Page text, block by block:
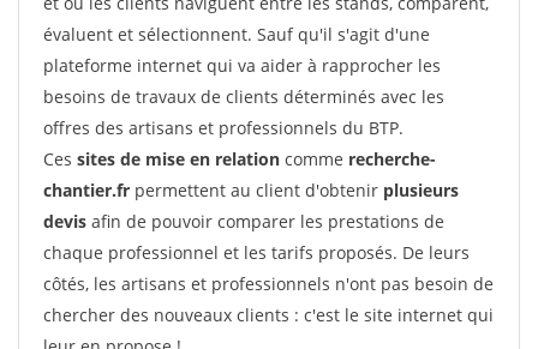
évaluent et sélectionnent. Sauf qu'il s'agit d'une
plateforme internet qui va aider à rapprocher les
besoins de travaux de clients déterminés avec les
offres des artisans et professionnels du BTP.
Ces sites de mise en relation comme recherche-
chantier.fr permettent au client d'obtenir plusieurs
devis afin de pouvoir comparer les prestations de
chaque professionnel et les tarifs proposés. De leurs
côtés, les artisans et professionnels n'ont pas besoin de
chercher des nouveaux clients : c'est le site internet qui